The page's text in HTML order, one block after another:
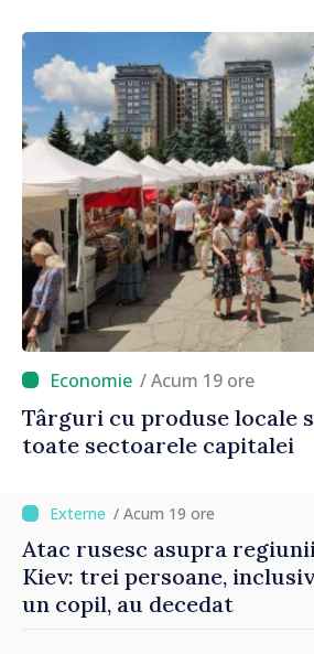
/ Acum 19 ore
Târguri cu produse locale
toate sectoarele capitalei
/ Acum 19 ore
Atac rusesc asupra regiunii
Kiev: trei persoane, inclusiv
un copil, au decedat